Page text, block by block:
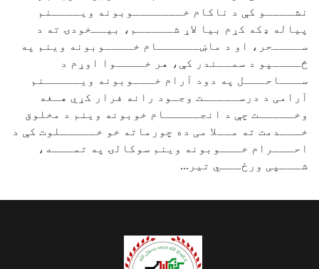
نشــــو کې د ناکام خـــــــوبونه ویــــنم
پیاله ډکه کړم بیا لاړ شـــــم، بیــخودۍ ته د
ســــحر، او د ماښــــــام خــــوبونه وینم په
څــــپو د سمــندر کې، هر خــــوا اوړم د
ســـاحـــل په دود آرام خـــوبونه ویـــــنم
آرامی د درســـــت وجـود رانه فرار کړي هـغه
وخـــــت چې د انجـــــام خوبونه وینم د مخلوق
خـــدمت ته مــلا می ده چورماته خو خـــــلوت کې د
احـــرام خـــوبونه وینم سوکالۍ په تمـــه،
شـــپی ورځـــي تیر...